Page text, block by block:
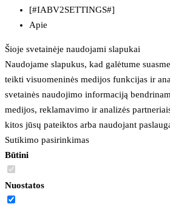
[#IABV2SETTINGS#]
Apie
Šioje svetainėje naudojami slapukai
Naudojame slapukus, kad galėtume
teikti visuomeninės medijos funkcijas ir
svetainės naudojimo informaciją
medijos, reklamavimo ir analizės
kitos jūsų pateiktos arba naudojant
Sutikimo pasirinkimas
Būtini
Nuostatos